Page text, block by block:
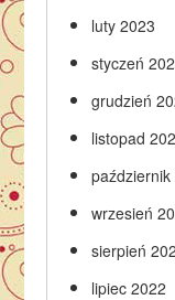
luty 2023
styczeń
grudzień
listopad
październik
wrzesień
sierpień
lipiec 2022